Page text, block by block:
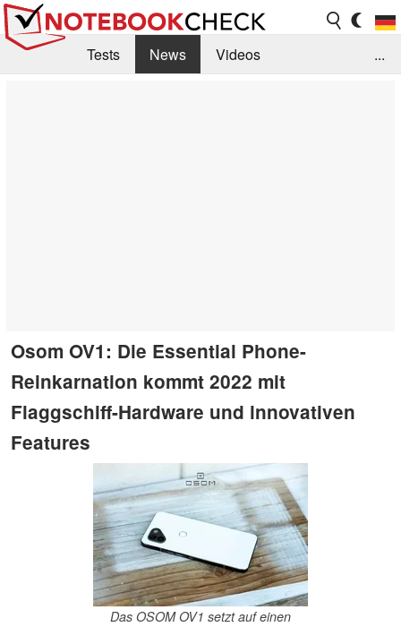
Tests News
Videos
...
Osom OV1: Die Essential Phone-
Reinkarnation kommt 2022 mit
Flaggschiff-Hardware und innovativen
Features
Das OSOM OV1 setzt auf einen